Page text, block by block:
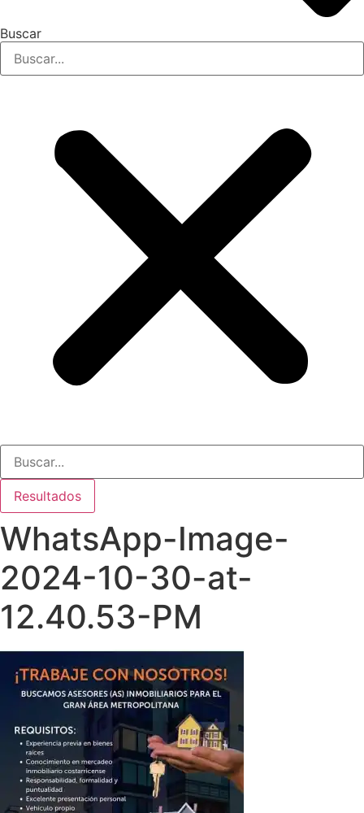
Buscar
Search
Resultados
WhatsApp-Image-
2024-10-30-at-
12.40.53-PM